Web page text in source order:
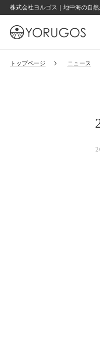
株式会社ヨルゴス｜地中海の自
トップページ ニュース